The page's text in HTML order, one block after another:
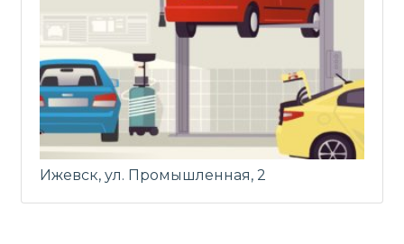
Ижевск, ул. Промышленная, 2